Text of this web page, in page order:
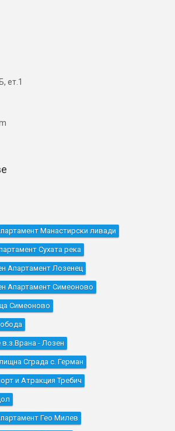
ет.1
Манастирски ливади
Сухата река
Апартамент Лозенец
Апартамент Симеоново
Симеоново
- Лозен
Сграда с. Герман
и Атракция Требич
Гео Милев